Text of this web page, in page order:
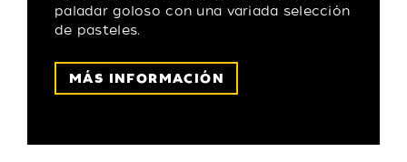
paladar goloso con una variada selección
de pasteles.
MÁS INFORMACIÓN